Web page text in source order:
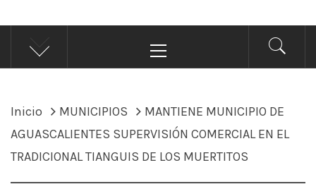
ÁNDALE NOTICIAS
Noticias
principal
Inicio MUNICIPIOS
MANTIENE MUNICIPIO DE
AGUASCALIENTES SUPERVISIÓN COMERCIAL EN EL
TRADICIONAL TIANGUIS DE LOS MUERTITOS